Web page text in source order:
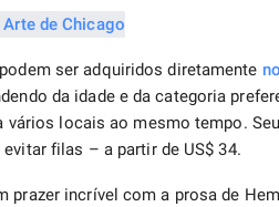
ser adquiridos diretamente no
da idade e da categoria
vários locais ao mesmo tempo.
filas – a partir de US$ 34.
prazer incrível com a prosa de